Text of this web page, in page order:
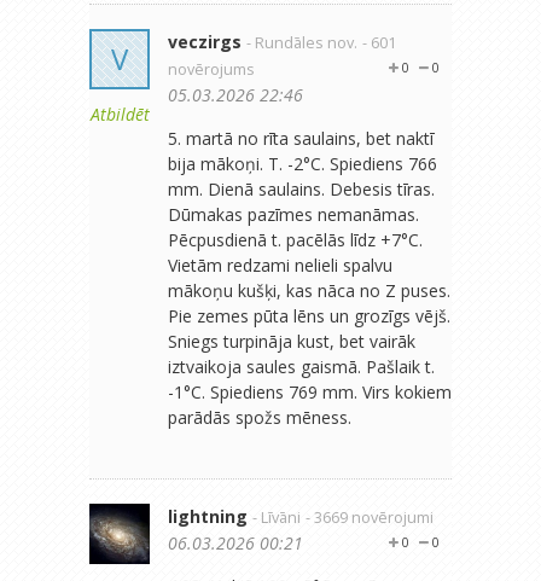
V
Atbildēt
veczirgs - Rundāles nov. - 601
novērojums
0
0
05.03.2026 22:46
5. martā no rīta saulains, bet naktī
bija mākoņi. T. -2°C. Spiediens 766
mm. Dienā saulains. Debesis tīras.
Dūmakas pazīmes nemanāmas.
Pēcpusdienā t. pacēlās līdz +7°C.
Vietām redzami nelieli spalvu
mākoņu kušķi, kas nāca no Z puses.
Pie zemes pūta lēns un grozīgs vējš.
Sniegs turpināja kust, bet vairāk
iztvaikoja saules gaismā. Pašlaik t.
-1°C. Spiediens 769 mm. Virs kokiem
parādās spožs mēness.
lightning - Līvāni - 3669 novērojumi
0
0
06.03.2026 00:21